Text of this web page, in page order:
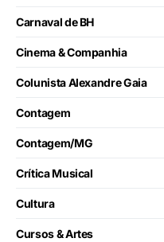
Carnaval de BH
Cinema & Companhia
Colunista Alexandre Gaia
Contagem
Contagem/MG
Crítica Musical
Cultura
Cursos & Artes